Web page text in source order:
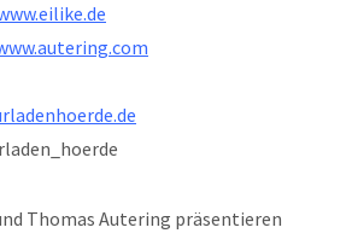
Thomas Autering präsentieren